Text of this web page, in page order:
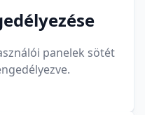
panelek sötét